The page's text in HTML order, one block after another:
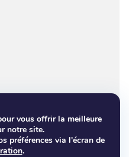
vous offrir la meilleure
notre site.
préférences via l'écran de
.